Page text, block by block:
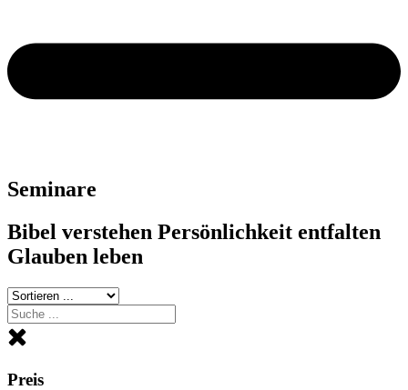
Seminare
Bibel verstehen Persönlichkeit entfalten
Glauben leben
Preis